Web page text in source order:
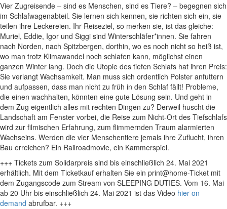
Vier Zugreisende – sind es Menschen, sind es Tiere? – begegnen sich
im Schlafwagenabteil. Sie lernen sich kennen, sie richten sich ein, sie
teilen ihre Leckereien. Ihr Reiseziel, so merken sie, ist das gleiche:
Muriel, Eddie, Igor und Siggi sind Winterschläfer*innen. Sie fahren
nach Norden, nach Spitzbergen, dorthin, wo es noch nicht so heiß ist,
wo man trotz Klimawandel noch schlafen kann, möglichst einen
ganzen Winter lang. Doch die Utopie des tiefen Schlafs hat ihren Preis:
Sie verlangt Wachsamkeit. Man muss sich ordentlich Polster anfuttern
und aufpassen, dass man nicht zu früh in den Schlaf fällt! Probleme,
die einen wachhalten, könnten eine gute Lösung sein. Und geht in
dem Zug eigentlich alles mit rechten Dingen zu? Derweil huscht die
Landschaft am Fenster vorbei, die Reise zum Nicht-Ort des Tiefschlafs
wird zur filmischen Erfahrung, zum flimmernden Traum alarmierten
Wachseins. Werden die vier Menschentiere jemals ihre Zuflucht, ihren
Bau erreichen? Ein Railroadmovie, ein Kammerspiel.
+++ Tickets zum Solidarpreis sind bis einschließlich 24. Mai 2021
erhältlich. Mit dem Ticketkauf erhalten Sie ein print@home-Ticket mit
dem Zugangscode zum Stream von SLEEPING DUTIES. Vom 16. Mai
ab 20 Uhr bis einschließlich 24. Mai 2021 ist das Video hier on
demand abrufbar. +++